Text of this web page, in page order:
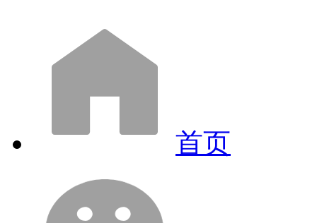
首页